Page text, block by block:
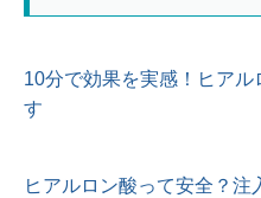
10分で効果を実感！ヒアル
す
ヒアルロン酸って安全？注